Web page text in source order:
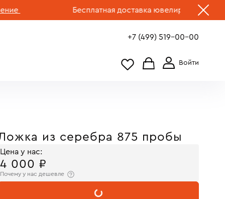
Бесплатная доставка ювелирных изделий по
+7 (499) 519-00-00
из серебра 875 пробы
Цена у нас:
4 000 ₽
Почему у нас дешевле
В КОРЗИНУ